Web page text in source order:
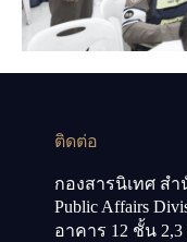
ติดต่อ
กองสารนิเทศ ส
Public Affairs
อาคาร 12 ชั้น